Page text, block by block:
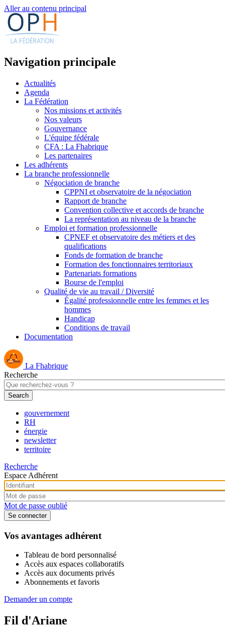
Aller au contenu principal
Navigation principale
Actualités
Agenda
La Fédération
Nos missions et activités
Nos valeurs
Gouvernance
L'équipe fédérale
CFA : La Fhabrique
Les partenaires
Les adhérents
La branche professionnelle
Négociation de branche
CPPNI et observatoire de la négociation
Rapport de branche
Convention collective et accords de branche
La représentation au niveau de la branche
Emploi et formation professionnelle
CPNEF et observatoire des métiers et des
qualifications
Fonds de formation de branche
Formation des fonctionnaires territoriaux
Partenariats formations
Bourse de l'emploi
Qualité de vie au travail / Diversité
Égalité professionnelle entre les femmes et les
hommes
Handicap
Conditions de travail
Documentation
La Fhabrique
Recherche
gouvernement
RH
énergie
newsletter
territoire
Recherche
Espace Adhérent
Mot de passe oublié
Vos avantages adhérent
Tableau de bord personnalisé
Accès aux espaces collaboratifs
Accès aux documents privés
Abonnements et favoris
Demander un compte
Fil d'Ariane